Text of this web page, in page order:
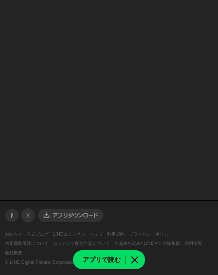
アプリで読む
お知らせ 公式ブログ LINEコミックス ヘルプ 利用規約
プライバシーポリシー
特定商取引法について
コンテンツ配信許諾について 作品持ち込み/ LINEマンガ編集部
採用情報
会社概要
© LINE Digital Frontier Corporation